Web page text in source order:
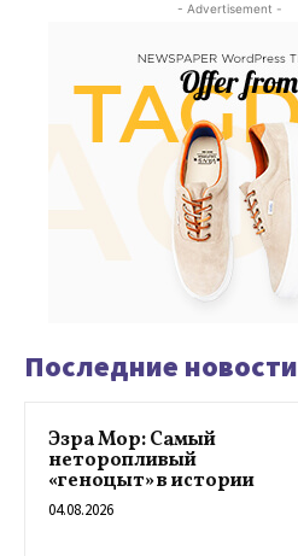
- Advertisement -
Последние новости
Эзра Мор: Самый
неторопливый
«геноцыт» в истории
04.08.2026